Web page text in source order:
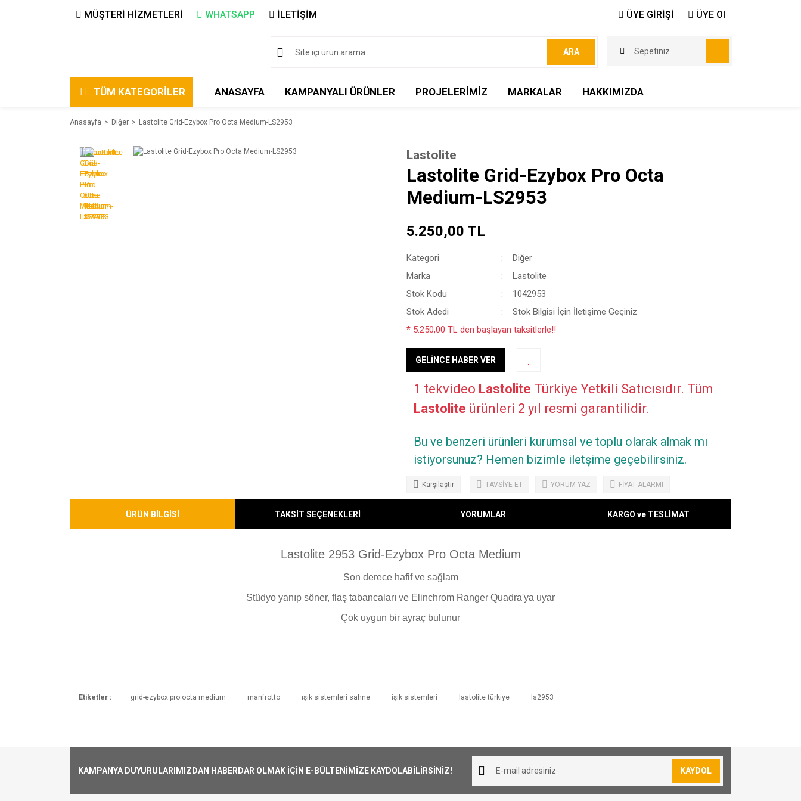
MÜŞTERİ HİZMETLERİ WHATSAPP İLETİŞİM ÜYE GİRİŞİ ÜYE Ol
ARA Sepetiniz
TÜM KATEGORİLER ANASAYFA KAMPANYALI ÜRÜNLER PROJELERİMİZ MARKALAR HAKKIMIZDA
Anasayfa Diğer Lastolite Grid-Ezybox Pro Octa Medium-LS2953
Lastolite
Lastolite Grid-Ezybox Pro Octa
Medium-LS2953
5.250,00 TL
Kategori
Diğer
Marka
Lastolite
Stok Kodu
1042953
Stok Adedi
Stok Bilgisi İçin İletişime Geçiniz
* 5.250,00 TL den başlayan taksitlerle!!
GELİNCE HABER VER
1 tekvideo Lastolite Türkiye Yetkili Satıcısıdır. Tüm
Lastolite ürünleri 2 yıl resmi garantilidir.
Bu ve benzeri ürünleri kurumsal ve toplu olarak almak mı
istiyorsunuz? Hemen bizimle iletşime geçebilirsiniz.
Karşılaştır TAVSİYE ET YORUM YAZ FİYAT ALARMI
ÜRÜN BİLGİSİ TAKSİT SEÇENEKLERİ YORUMLAR KARGO ve TESLİMAT
Lastolite 2953 Grid-Ezybox Pro Octa Medium
Son derece hafif ve sağlam
Stüdyo yanıp söner, flaş tabancaları ve Elinchrom Ranger Quadra'ya uyar
Çok uygun bir ayraç bulunur
1000₺ Üstü siparişlerin tümü Türkiye'nin her yerine ücretsiz olarak gönderilmektedir. 1000₺ altında kalan siparişler için 30₺ kargo ücreti
alınmaktadır.
Aynı Gün Kargo
Etiketler : grid-ezybox pro octa medium manfrotto ışık sistemleri sahne işık sistemleri lastolite türkiye ls2953
KAMPANYA DUYURULARIMIZDAN HABERDAR OLMAK İÇİN E-BÜLTENİMİZE KAYDOLABİLİRSİNİZ! KAYDOL